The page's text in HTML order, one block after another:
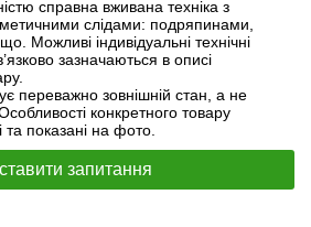
справна вживана техніка з
слідами: подряпинами,
Можливі індивідуальні технічні
зазначаються в описі
переважно зовнішній стан, а не
конкретного товару
та показані на фото.
запитання